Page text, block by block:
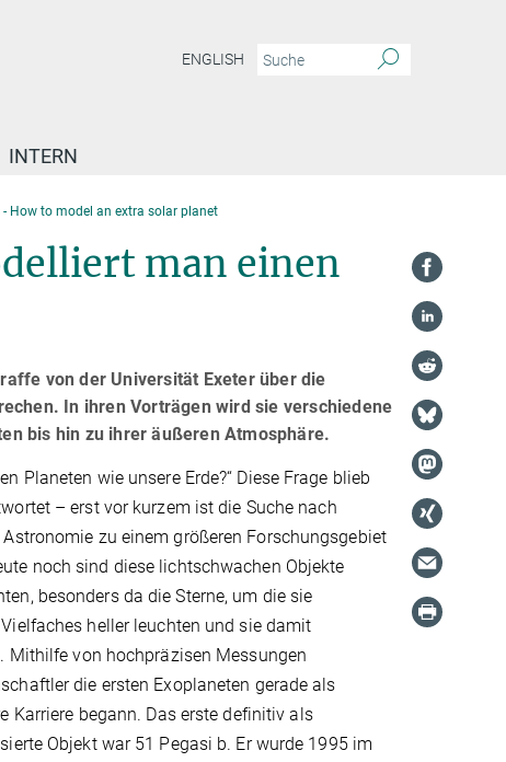
ENGLISH
INTERN
- How to model an extra solar planet
man einen
von der Universität Exeter über die
In ihren Vorträgen wird sie verschiedene
bis hin zu ihrer äußeren Atmosphäre.
Planeten wie unsere Erde?“ Diese Frage blieb
– erst vor kurzem ist die Suche nach
zu einem größeren Forschungsgebiet
noch sind diese lichtschwachen Objekte
besonders da die Sterne, um die sie
heller leuchten und sie damit
Mithilfe von hochpräzisen Messungen
die ersten Exoplaneten gerade als
Karriere begann. Das erste definitiv als
Objekt war 51 Pegasi b. Er wurde 1995 im